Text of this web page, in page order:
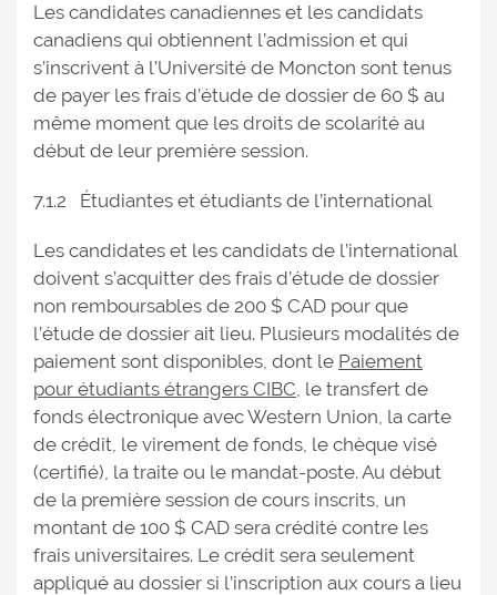
Les candidates canadiennes et les candidats
canadiens qui obtiennent l’admission et qui
s’inscrivent à l’Université de Moncton sont tenus
de payer les frais d’étude de dossier de 60 $ au
même moment que les droits de scolarité au
début de leur première session.
7.1.2 Étudiantes et étudiants de l’international
Les candidates et les candidats de l’international
doivent s’acquitter des frais d’étude de dossier
non remboursables de 200 $ CAD pour que
l’étude de dossier ait lieu. Plusieurs modalités de
paiement sont disponibles, dont le Paiement
pour étudiants étrangers CIBC, le transfert de
fonds électronique avec Western Union, la carte
de crédit, le virement de fonds, le chèque visé
(certifié), la traite ou le mandat-poste. Au début
de la première session de cours inscrits, un
montant de 100 $ CAD sera crédité contre les
frais universitaires. Le crédit sera seulement
appliqué au dossier si l’inscription aux cours a lieu